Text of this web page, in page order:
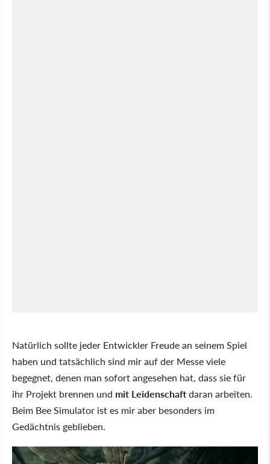
Natürlich sollte jeder Entwickler Freude an seinem Spiel
haben und tatsächlich sind mir auf der Messe viele
begegnet, denen man sofort angesehen hat, dass sie für
ihr Projekt brennen und mit Leidenschaftdaran arbeiten.
Beim Bee Simulator ist es mir aber besonders im
Gedächtnis geblieben.